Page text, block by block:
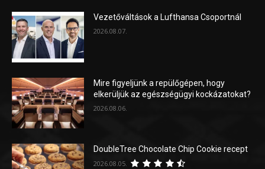
Vezetőváltások a Lufthansa Csoportnál
2026.08.07.
Mire figyeljünk a repülőgépen, hogy
elkerüljük az egészségügyi kockázatokat?
2026.08.06.
DoubleTree Chocolate Chip Cookie recept
2026.08.05.